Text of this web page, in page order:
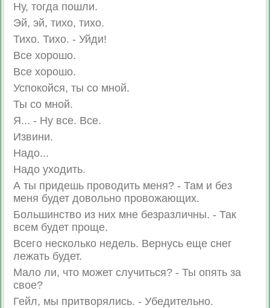
Ну, тогда пошли.
Эй, эй, тихо, тихо.
Тихо. Тихо. - Уйди!
Все хорошо.
Все хорошо.
Успокойся, ты со мной.
Ты со мной.
Я... - Ну все. Все.
Извини.
Надо...
Надо уходить.
А ты придешь проводить меня? - Там и без
меня будет довольно провожающих.
Большинство из них мне безразличны. - Так
всем будет проще.
Всего несколько недель. Вернусь еще снег
лежать будет.
Мало ли, что может случиться? - Ты опять за
свое?
Гейл, мы притворялись. - Убедительно.